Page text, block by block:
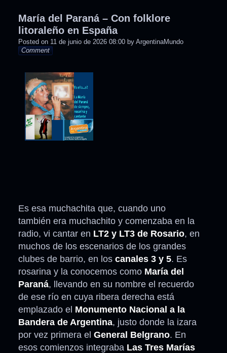
María del Paraná – Con folklore
litoraleño en España
Posted on 11 de junio de 2026 08:00 by ArgentinaMundo
Comment
Es esa muchachita que, cuando uno
también era muchachito y comenzaba en la
radio, vi cantar en LT2 y LT3 de Rosario, en
muchos de los escenarios de los grandes
clubes de barrio, en los canales 3 y 5. Es
rosarina y la conocemos como María del
Paraná, llevando en su nombre el recuerdo
de ese río en cuya ribera derecha está
emplazado el Monumento Nacional a la
Bandera de Argentina, justo donde la izara
por vez primera el General Belgrano. En
esos comienzos integraba Las Tres Marías